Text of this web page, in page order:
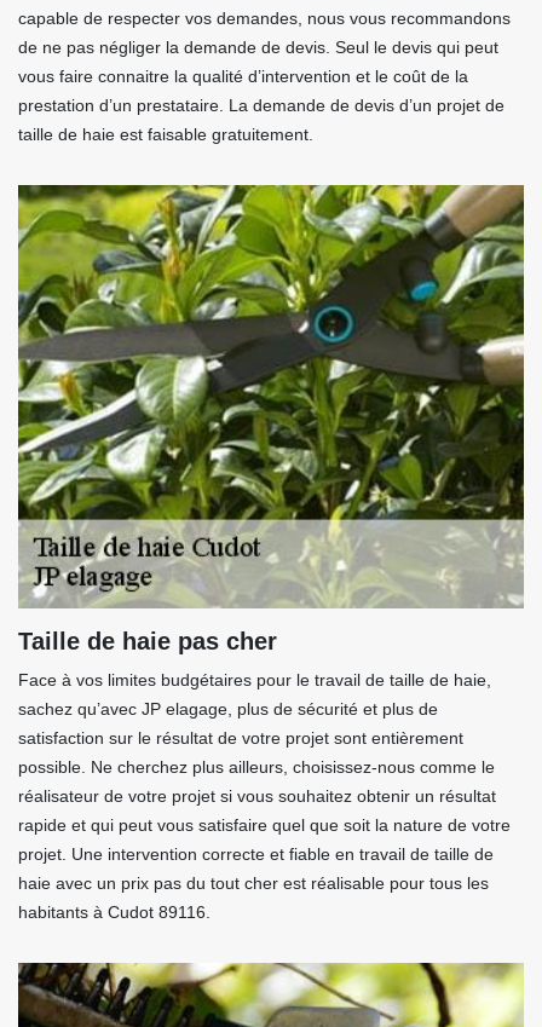
capable de respecter vos demandes, nous vous recommandons
de ne pas négliger la demande de devis. Seul le devis qui peut
vous faire connaitre la qualité d’intervention et le coût de la
prestation d’un prestataire. La demande de devis d’un projet de
taille de haie est faisable gratuitement.
Taille de haie pas cher
Face à vos limites budgétaires pour le travail de taille de haie,
sachez qu’avec JP elagage, plus de sécurité et plus de
satisfaction sur le résultat de votre projet sont entièrement
possible. Ne cherchez plus ailleurs, choisissez-nous comme le
réalisateur de votre projet si vous souhaitez obtenir un résultat
rapide et qui peut vous satisfaire quel que soit la nature de votre
projet. Une intervention correcte et fiable en travail de taille de
haie avec un prix pas du tout cher est réalisable pour tous les
habitants à Cudot 89116.